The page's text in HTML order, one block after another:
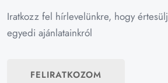
Iratkozz fel hírlevelünkre, hogy értesülj
egyedi ajánlatainkról
FELIRATKOZOM